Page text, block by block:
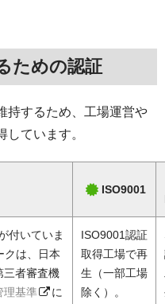
ための認証
持するため、工場運営や
ています。
ISO9001
付いていま
クは、日本
三者審査機
理基準
に
ISO9001認証
取得工場で再
生（一部工場
除く）。